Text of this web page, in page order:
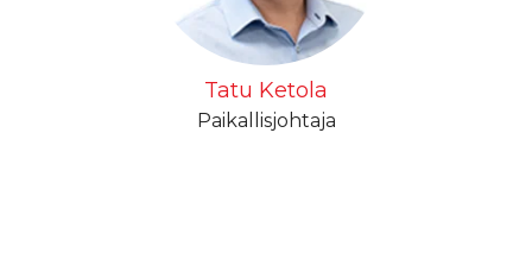
Tatu Ketola
Paikallisjohtaja